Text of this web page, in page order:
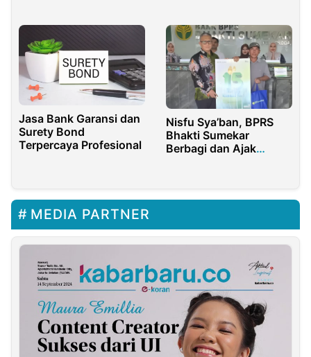
Jasa Bank Garansi dan
Surety Bond
Terpercaya Profesional
Nisfu Sya’ban, BPRS
Bhakti Sumekar
Berbagi dan Ajak
MEDIA PARTNER